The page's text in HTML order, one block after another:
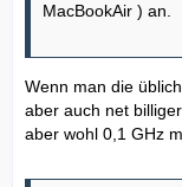
MacBookAir ) an.
Wenn man die
aber auch net
aber wohl 0,1 GHz